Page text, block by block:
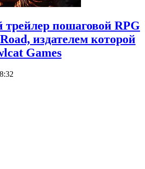
пошаговой RPG
издателем которой
Games